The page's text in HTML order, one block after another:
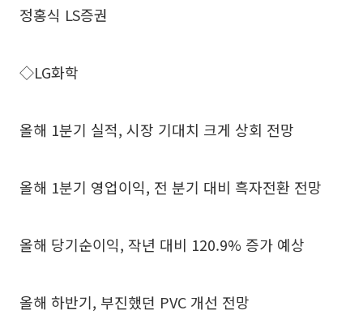
정홍식 LS증권
◇LG화학
올해 1분기 실적, 시장 기대치 크게 상회 전망
올해 1분기 영업이익, 전 분기 대비 흑자전환 전망
올해 당기순이익, 작년 대비 120.9% 증가 예상
올해 하반기, 부진했던 PVC 개선 전망